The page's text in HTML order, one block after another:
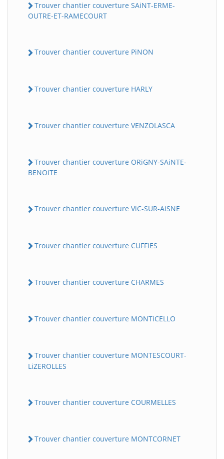
Trouver chantier couverture SAiNT-ERME-
OUTRE-ET-RAMECOURT
Trouver chantier couverture PiNON
Trouver chantier couverture HARLY
Trouver chantier couverture VENZOLASCA
Trouver chantier couverture ORiGNY-SAiNTE-
BENOiTE
Trouver chantier couverture ViC-SUR-AiSNE
Trouver chantier couverture CUFFiES
Trouver chantier couverture CHARMES
Trouver chantier couverture MONTiCELLO
Trouver chantier couverture MONTESCOURT-
LiZEROLLES
Trouver chantier couverture COURMELLES
Trouver chantier couverture MONTCORNET